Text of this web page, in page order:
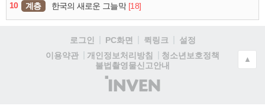
10
계층 한국의 새로운 그늘막 [18]
로그인 PC화면 퀵링크
설정
이용약관
개인정보처리방침
청소년보호정책
불법촬영물신고안내
(주)
인
▲